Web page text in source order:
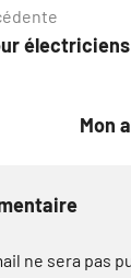
électriciens
Mon
ne sera pas